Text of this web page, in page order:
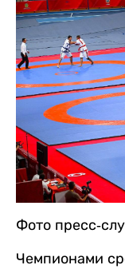
Фото пресс-
Чемпионами